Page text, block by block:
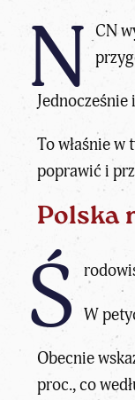
N CN
To właśnie
poprawić i
Polska
Ś W
Obecnie
proc., co